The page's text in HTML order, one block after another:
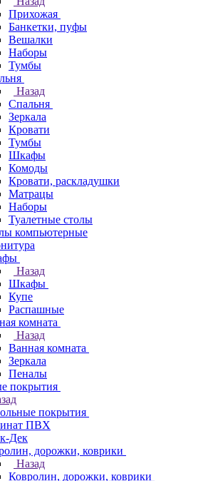
Прихожая
Банкетки, пуфы
Вешалки
Наборы
Тумбы
Назад
Спальня
Зеркала
Кровати
Тумбы
Шкафы
Комоды
Кровати, раскладушки
Матрацы
Наборы
Туалетные столы
компьютерные
Назад
Шкафы
Купе
Распашные
комната
Назад
Ванная комната
Зеркала
Пеналы
покрытия
покрытия
ПВХ
Дек
дорожки, коврики
Назад
Ковролин, дорожки, коврики